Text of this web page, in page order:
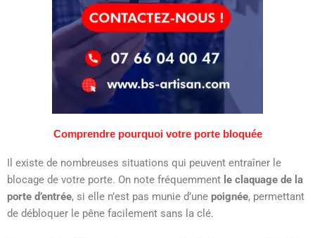
Comprendre pourquoi votre porte bloquée
Il existe de nombreuses situations qui peuvent entraîner le
blocage de votre porte. On note fréquemment le claquage de la
porte d’entrée, si elle n’est pas munie d’une poignée, permettant
de débloquer le pêne facilement sans la clé.